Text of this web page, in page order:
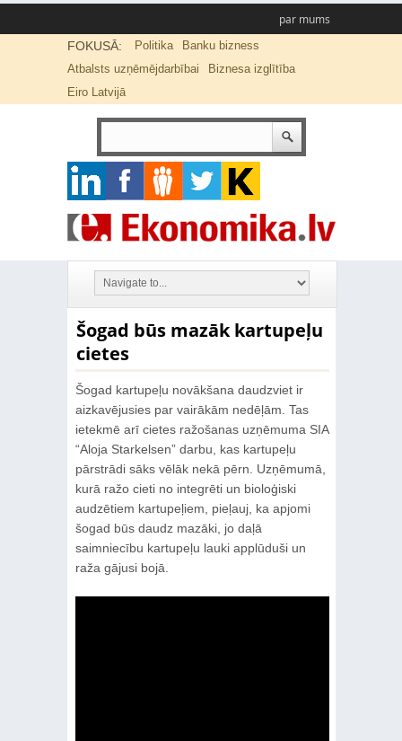
par mums
FOKUSĀ: Politika
Banku bizness
Atbalsts uzņēmējdarbībai
Biznesa izglītība
Eiro Latvijā
Šogad būs mazāk kartupeļu
cietes
Šogad kartupeļu novākšana daudzviet ir
aizkavējusies par vairākām nedēļām. Tas
ietekmē arī cietes ražošanas uzņēmuma SIA
“Aloja Starkelsen” darbu, kas kartupeļu
pārstrādi sāks vēlāk nekā pērn. Uzņēmumā,
kurā ražo cieti no integrēti un bioloģiski
audzētiem kartupeļiem, pieļauj, ka apjomi
šogad būs daudz mazāki, jo daļā
saimniecību kartupeļu lauki applūduši un
raža gājusi bojā.